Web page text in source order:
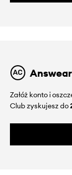
Załóż konto i
Club zyskujesz do